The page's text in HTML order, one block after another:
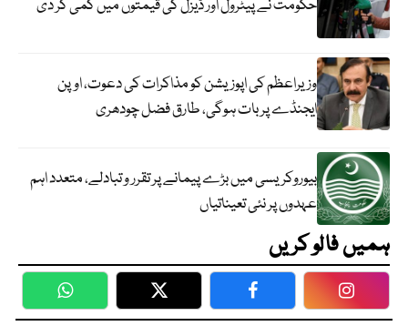
حکومت نے پیٹرول اور ڈیزل کی قیمتوں میں کمی کر دی
وزیراعظم کی اپوزیشن کو مذاکرات کی دعوت، اوپن
ایجنڈے پر بات ہوگی، طارق فضل چودھری
بیوروکریسی میں بڑے پیمانے پر تقرر و تبادلے، متعدد اہم
عہدوں پر نئی تعیناتیاں
ہمیں فالو کریں
WhatsApp Twitter Facebook